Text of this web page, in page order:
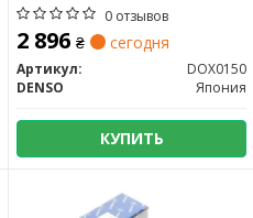
0 отзывов
2 896 ₴ сегодня
Артикул:
DOX0150
DENSO
Япония
КУПИТЬ